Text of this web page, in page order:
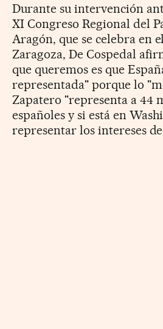
Durante su intervención
XI Congreso Regional del
Aragón, que se celebra en
Zaragoza, De Cospedal
que queremos es que
representada" porque lo
Zapatero "representa a 44
españoles y si está en
representar los intereses